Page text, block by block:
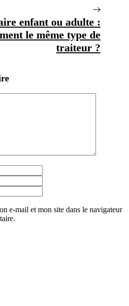
enfant ou adulte :
le même type de
traiteur ?
mail
web
e-mail et mon site dans le navigateur